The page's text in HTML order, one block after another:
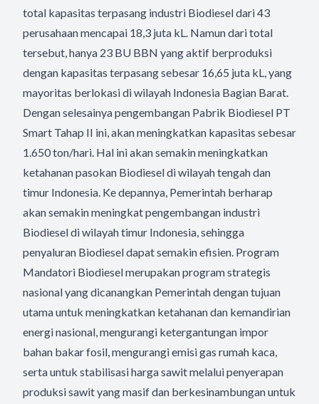
total kapasitas terpasang industri Biodiesel dari 43
perusahaan mencapai 18,3 juta kL. Namun dari total
tersebut, hanya 23 BU BBN yang aktif berproduksi
dengan kapasitas terpasang sebesar 16,65 juta kL, yang
mayoritas berlokasi di wilayah Indonesia Bagian Barat.
Dengan selesainya pengembangan Pabrik Biodiesel PT
Smart Tahap II ini, akan meningkatkan kapasitas sebesar
1.650 ton/hari. Hal ini akan semakin meningkatkan
ketahanan pasokan Biodiesel di wilayah tengah dan
timur Indonesia. Ke depannya, Pemerintah berharap
akan semakin meningkat pengembangan industri
Biodiesel di wilayah timur Indonesia, sehingga
penyaluran Biodiesel dapat semakin efisien. Program
Mandatori Biodiesel merupakan program strategis
nasional yang dicanangkan Pemerintah dengan tujuan
utama untuk meningkatkan ketahanan dan kemandirian
energi nasional, mengurangi ketergantungan impor
bahan bakar fosil, mengurangi emisi gas rumah kaca,
serta untuk stabilisasi harga sawit melalui penyerapan
produksi sawit yang masif dan berkesinambungan untuk